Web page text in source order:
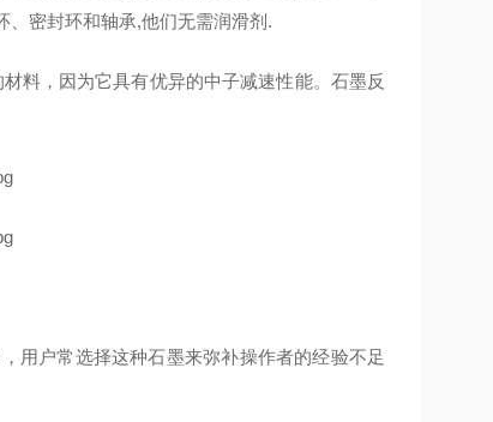
、密封环和轴承,他们无需润滑剂.
料，因为它具有优异的中子减速性能。石墨反
用户常选择这种石墨来弥补操作者的经验不足